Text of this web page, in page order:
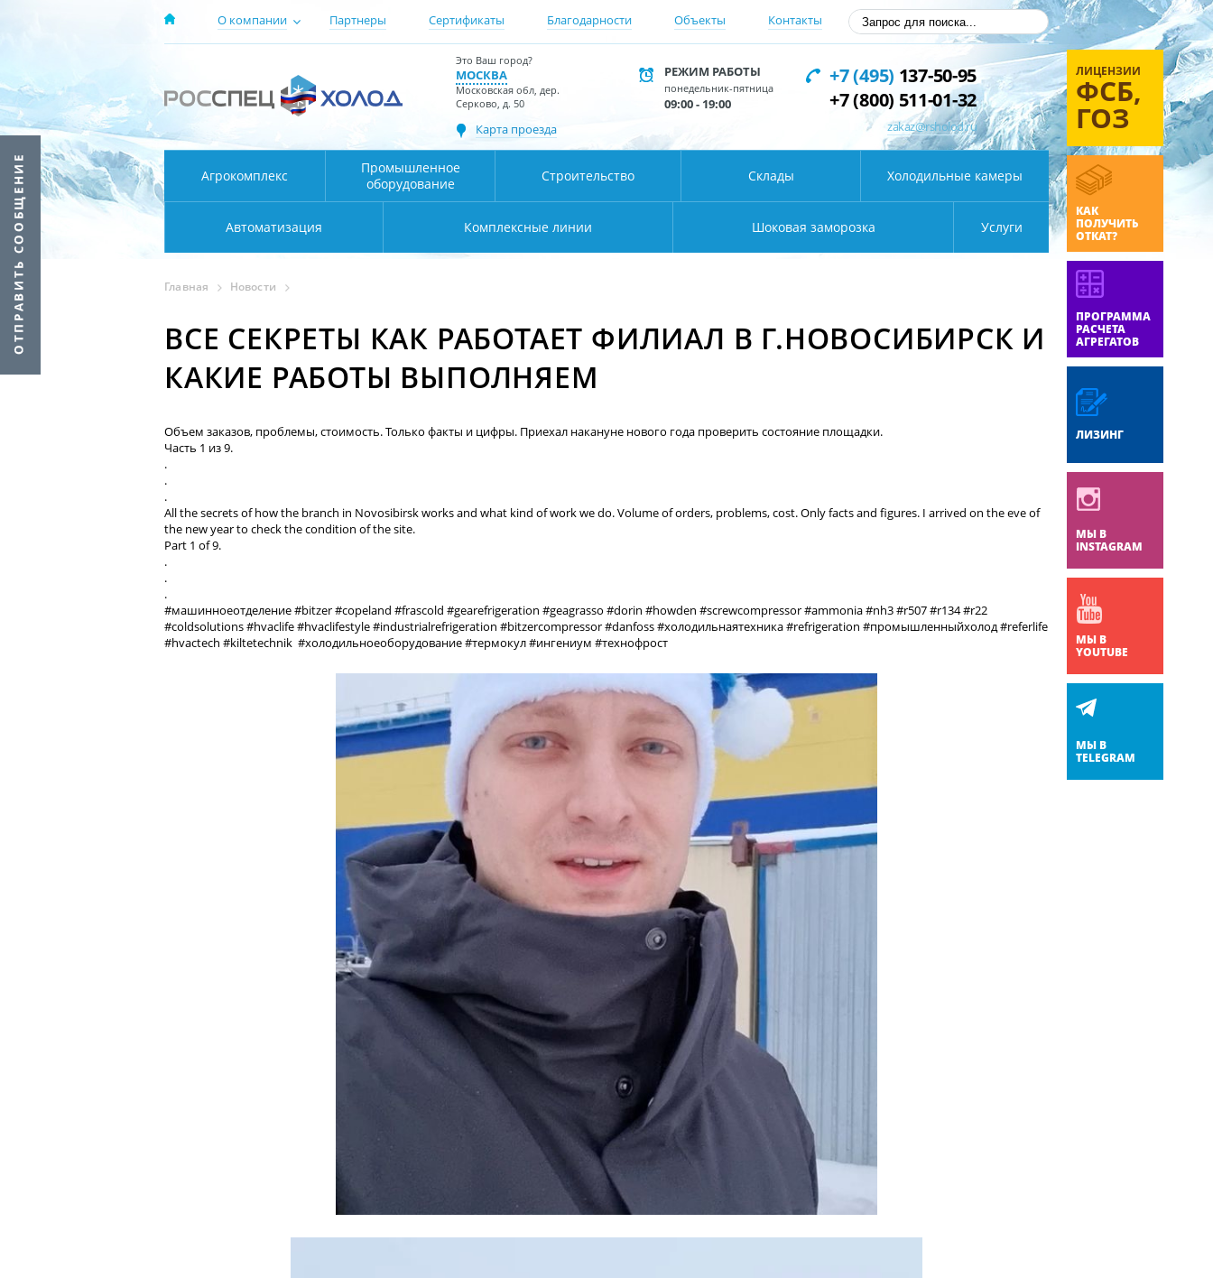
О компании Партнеры Сертификаты Благодарности Объекты Контакты
Это Ваш город?
МОСКВА
Московская обл, дер.
Серково, д. 50
Карта проезда
РЕЖИМ РАБОТЫ
понедельник-пятница
09:00 - 19:00
+7 (495) 137-50-95
+7 (800) 511-01-32
zakaz@rsholod.ru
Агрокомплекс
Промышленное
оборудование
Строительство Склады Холодильные камеры
Автоматизация Комплексные линии Шоковая заморозка Услуги
ЛИЦЕНЗИИ
ФСБ,
ГОЗ
КАК
ПОЛУЧИТЬ
ОТКАТ?
ПРОГРАММА
РАСЧЕТА
АГРЕГАТОВ
ЛИЗИНГ
МЫ В
INSTAGRAM
МЫ В
YOUTUBE
МЫ В
TELEGRAM
Главная Новости
ВСЕ СЕКРЕТЫ КАК РАБОТАЕТ ФИЛИАЛ В Г.НОВОСИБИРСК И
КАКИЕ РАБОТЫ ВЫПОЛНЯЕМ
Объем заказов, проблемы, стоимость. Только факты и цифры. Приехал накануне нового года проверить состояние площадки.
Часть 1 из 9.
.
.
.
All the secrets of how the branch in Novosibirsk works and what kind of work we do. Volume of orders, problems, cost. Only facts and figures. I arrived on the eve of
the new year to check the condition of the site.
Part 1 of 9.
.
.
.
#машинноеотделение #bitzer #copeland #frascold #gearefrigeration #geagrasso #dorin #howden #screwcompressor #ammonia #nh3 #r507 #r134 #r22
#coldsolutions #hvaclife #hvaclifestyle #industrialrefrigeration #bitzercompressor #danfoss #холодильнаятехника #refrigeration #промышленныйхолод #referlife
#hvactech #kiltetechnik #холодильноеоборудование #термокул #ингениум #технофрост